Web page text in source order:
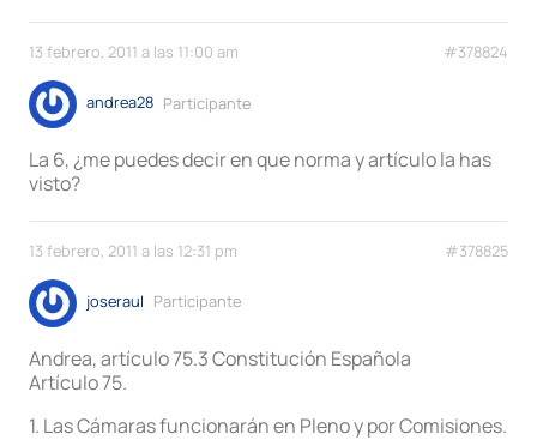
13 febrero, 2011 a las 11:00 am #378824
andrea28 Participante
La 6, ¿me puedes decir en que norma y artículo la has
visto?
13 febrero, 2011 a las 12:31 pm #378825
joseraul Participante
Andrea, artículo 75.3 Constitución Española
Artículo 75.
1. Las Cámaras funcionarán en Pleno y por Comisiones.